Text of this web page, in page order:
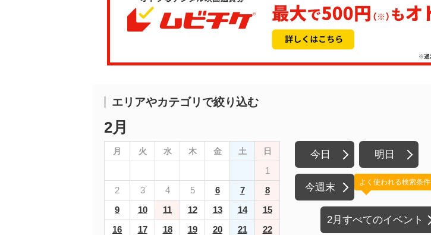
エリアやカテゴリで絞り込む
2月
月 火 水 木 金 土 日
1
2
3 4 5 6 7
8
9
10 11 12 13 14
15
16
17 18 19 20 21
22
今日 明日
今週末
2月すべてのイベント
よく使われる検索条件